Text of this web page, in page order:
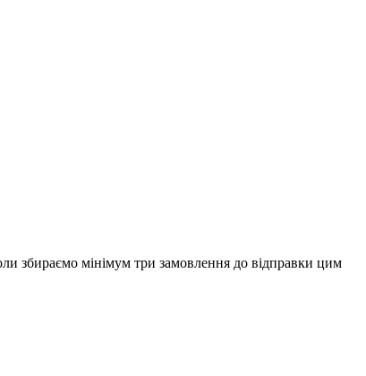
мінімум три замовлення до відправки цим